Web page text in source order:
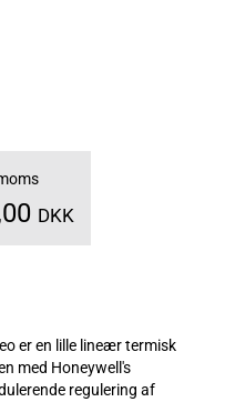
DKK
er en lille lineær termisk
med Honeywell's
regulering af